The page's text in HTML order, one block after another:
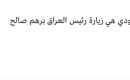
هي زيارة رئيس العراق برهم صالح